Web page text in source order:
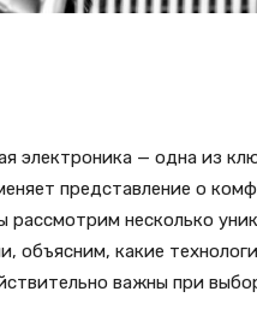
электроника — одна из
представление о
рассмотрим несколько
объясним, какие
важны при